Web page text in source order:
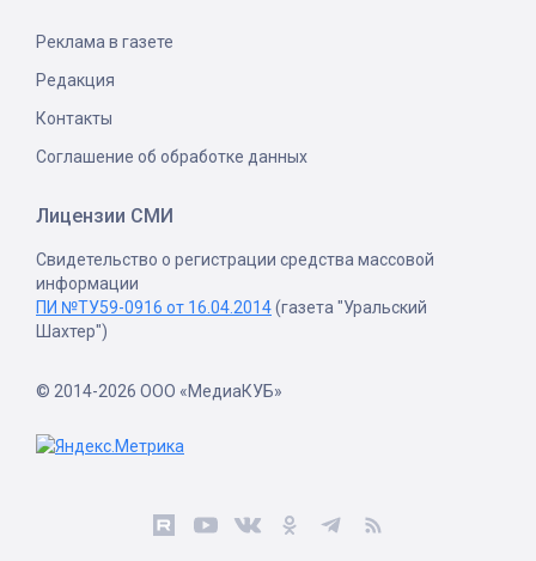
Реклама в газете
Редакция
Контакты
Соглашение об обработке данных
Лицензии СМИ
Свидетельство о регистрации средства массовой
информации
ПИ №ТУ59-0916 от 16.04.2014(газета "Уральский
Шахтер")
© 2014-2026 ООО «МедиаКУБ»